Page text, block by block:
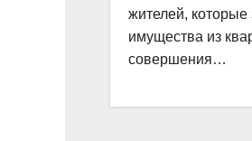
жителей, которые
имущества из
совершения…